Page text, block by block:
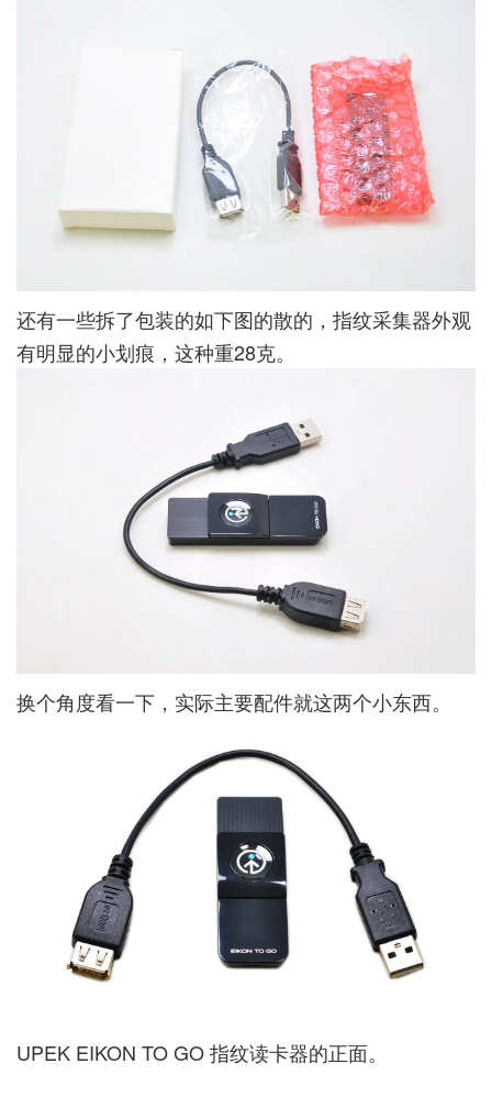
还有一些拆了包装的如下图的散的，指纹采集器外观
有明显的小划痕，这种重28克。
换个角度看一下，实际主要配件就这两个小东西。
UPEK EIKON TO GO 指纹读卡器的正面。